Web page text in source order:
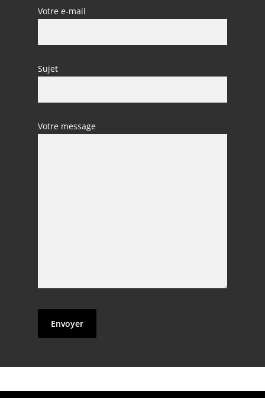
Votre e-mail
Sujet
Votre message